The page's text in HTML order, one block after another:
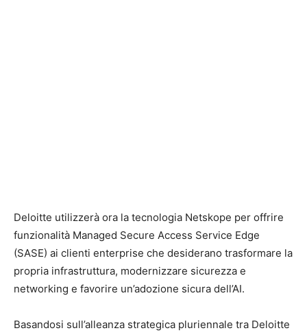
Deloitte utilizzerà ora la tecnologia Netskope per offrire
funzionalità Managed Secure Access Service Edge
(SASE) ai clienti enterprise che desiderano trasformare la
propria infrastruttura, modernizzare sicurezza e
networking e favorire un’adozione sicura dell’AI.
Basandosi sull’alleanza strategica pluriennale tra Deloitte